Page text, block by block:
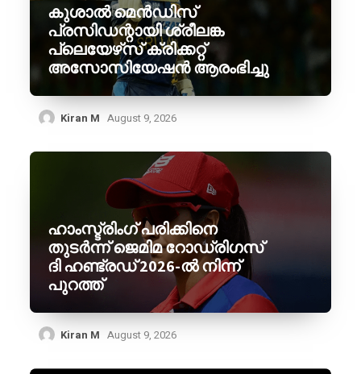
കുശാൽ മെൻഡിസ്
പ്രസിഡന്റായി ശ്രീലങ്ക
പ്ലെയേഴ്‌സ് ക്രിക്കറ്റ്
അസോസിയേഷൻ ആരംഭിച്ചു
Kiran M August 9, 2026
ഹാംസ്ട്രിംഗ് പരിക്കിനെ
തുടർന്ന് ജെമിമ റോഡ്രിഗസ്
ദി ഹണ്ട്രഡ് 2026-ൽ നിന്ന്
പുറത്ത്
Kiran M August 9, 2026